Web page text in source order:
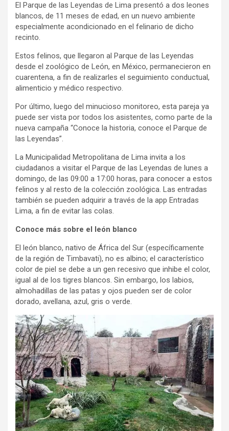
El Parque de las Leyendas de Lima presentó a dos leones
blancos, de 11 meses de edad, en un nuevo ambiente
especialmente acondicionado en el felinario de dicho
recinto.
Estos felinos, que llegaron al Parque de las Leyendas
desde el zoológico de León, en México, permanecieron en
cuarentena, a fin de realizarles el seguimiento conductual,
alimenticio y médico respectivo.
Por último, luego del minucioso monitoreo, esta pareja ya
puede ser vista por todos los asistentes, como parte de la
nueva campaña “Conoce la historia, conoce el Parque de
las Leyendas”.
La Municipalidad Metropolitana de Lima invita a los
ciudadanos a visitar el Parque de las Leyendas de lunes a
domingo, de las 09:00 a 17:00 horas, para conocer a estos
felinos y al resto de la colección zoológica. Las entradas
también se pueden adquirir a través de la app Entradas
Lima, a fin de evitar las colas.
Conoce más sobre el león blanco
El león blanco, nativo de África del Sur (específicamente
de la región de Timbavati), no es albino; el característico
color de piel se debe a un gen recesivo que inhibe el color,
igual al de los tigres blancos. Sin embargo, los labios,
almohadillas de las patas y ojos pueden ser de color
dorado, avellana, azul, gris o verde.